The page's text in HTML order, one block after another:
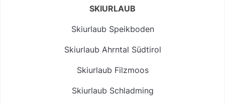
SKIURLAUB
Skiurlaub Speikboden
Skiurlaub Ahrntal Südtirol
Skiurlaub Filzmoos
Skiurlaub Schladming